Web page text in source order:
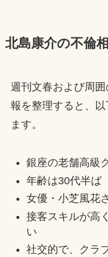
北島康介の不倫
週刊文春および周
報を整理すると、
ます。
銀座の老舗高級
年齢は30代半ば
女優・小芝風花
接客スキルが高
い
社交的で、クラ